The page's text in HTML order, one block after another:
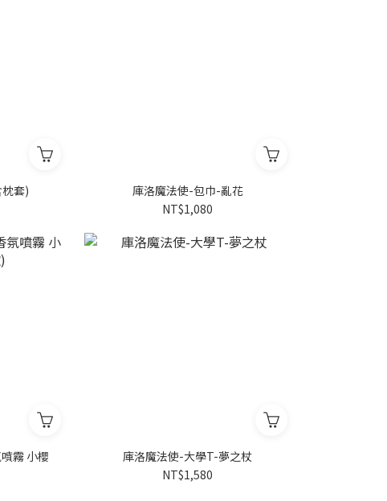
套)
庫洛魔法使-包巾-亂花
NT$1,080
霧 小櫻
庫洛魔法使-大學T-夢之杖
NT$1,580